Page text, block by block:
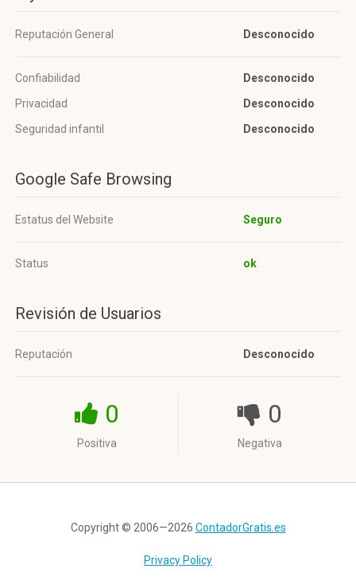
Reputación General Desconocido
Confiabilidad
Desconocido
Privacidad
Desconocido
Seguridad infantil
Desconocido
Google Safe Browsing
Estatus del Website Seguro
Status ok
Revisión de Usuarios
Reputación Desconocido
0
Positiva
0
Negativa
Copyright © 2006—2026 ContadorGratis.es
Privacy Policy